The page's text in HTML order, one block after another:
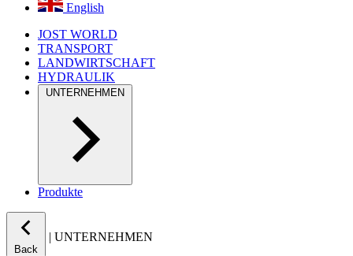
English
JOST WORLD
TRANSPORT
LANDWIRTSCHAFT
HYDRAULIK
UNTERNEHMEN
Produkte
Back
| UNTERNEHMEN